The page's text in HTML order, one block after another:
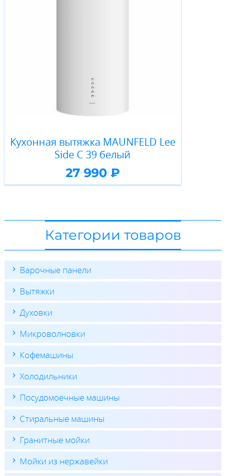
Кухонная вытяжка MAUNFELD Lee
Side C 39 белый
27 990 ₽
Категории товаров
Варочные панели
Вытяжки
Духовки
Микроволновки
Кофемашины
Холодильники
Посудомоечные машины
Стиральные машины
Гранитные мойки
Мойки из нержавейки